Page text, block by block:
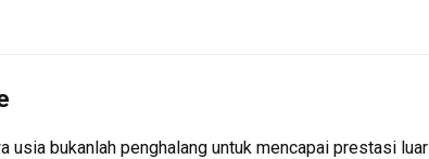
usia bukanlah penghalang untuk mencapai prestasi luar